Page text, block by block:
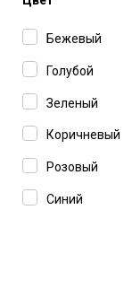
Бежевый
Голубой
Зеленый
Коричневый
Розовый
Синий